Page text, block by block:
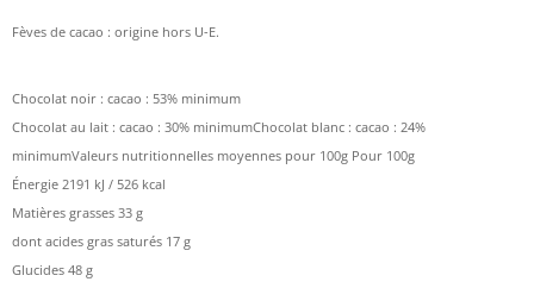
Fèves de cacao : origine hors U-E.
Chocolat noir : cacao : 53% minimum
Chocolat au lait : cacao : 30% minimumChocolat blanc : cacao : 24%
minimumValeurs nutritionnelles moyennes pour 100g Pour 100g
Énergie 2191 kJ / 526 kcal
Matières grasses 33 g
dont acides gras saturés 17 g
Glucides 48 g